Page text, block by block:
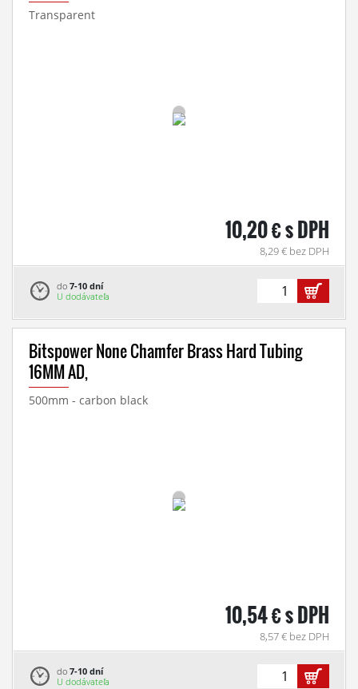
Transparent
10,20 € s DPH
8,29 € bez DPH
do 7-10 dní
U dodávateľa
Bitspower None Chamfer Brass Hard Tubing
16MM AD,
500mm - carbon black
10,54 € s DPH
8,57 € bez DPH
do 7-10 dní
U dodávateľa